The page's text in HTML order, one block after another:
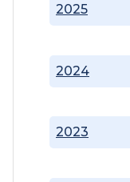
2023
2024
2025